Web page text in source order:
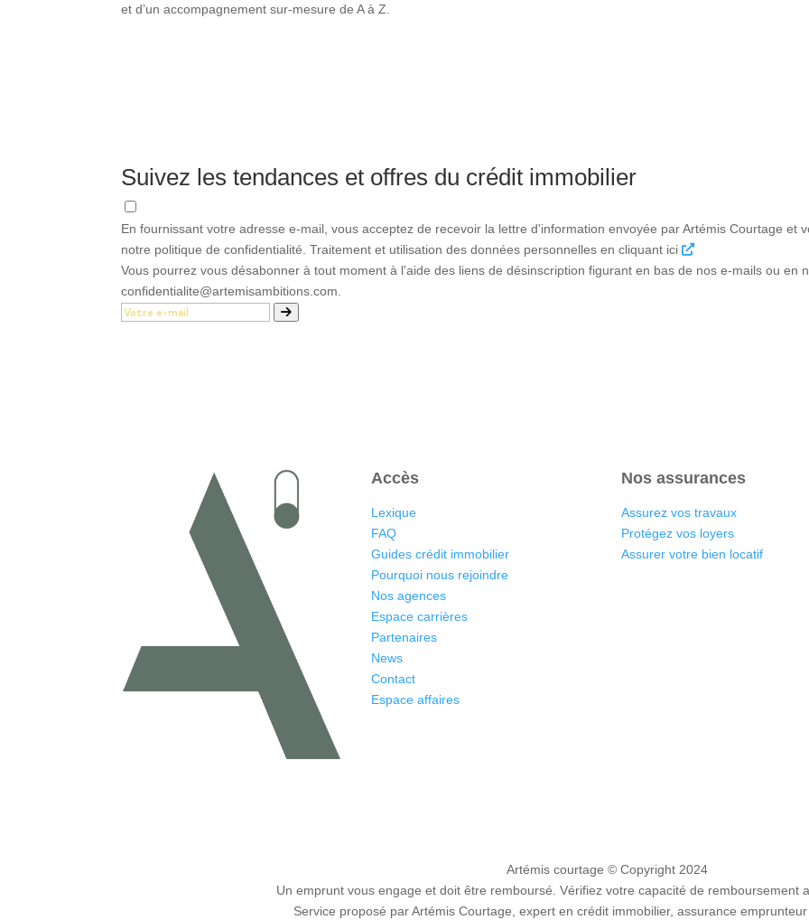
et d’un accompagnement sur-mesure de A à Z.
Suivez les tendances et offres du crédit immobilier
En fournissant votre adresse e-mail, vous acceptez de recevoir la lettre d'information envoyée par Artémis Courtage et
notre politique de confidentialité. Traitement et utilisation des données personnelles en cliquant ici
Vous pourrez vous désabonner à tout moment à l'aide des liens de désinscription figurant en bas de nos e-mails ou en
confidentialite@artemisambitions.com.
Accès
Lexique
FAQ
Guides crédit immobilier
Pourquoi nous rejoindre
Nos agences
Espace carrières
Partenaires
News
Contact
Espace affaires
Nos assurances
Assurez vos travaux
Protégez vos loyers
Assurer votre bien locatif
Artémis courtage © Copyright 2024
Un emprunt vous engage et doit être remboursé. Vérifiez votre capacité de remboursement
Service proposé par Artémis Courtage, expert en crédit immobilier, assurance